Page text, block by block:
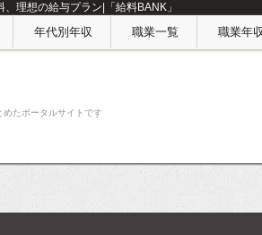
理想の給与プラン|「給料BANK」
年代別年収 職業一覧 職業年
めたポータルサイトです